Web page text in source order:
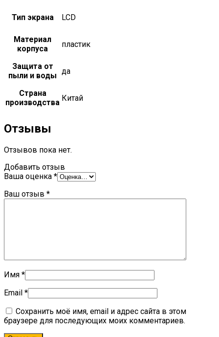
Тип экрана LCD
Материал
корпуса
пластик
Защита от
пыли и воды да
Страна
производства Китай
Отзывы
Отзывов пока нет.
Добавить отзыв
Ваша оценка *
Ваш отзыв *
Имя *
Email *
Сохранить моё имя, email и адрес сайта в этом
браузере для последующих моих комментариев.